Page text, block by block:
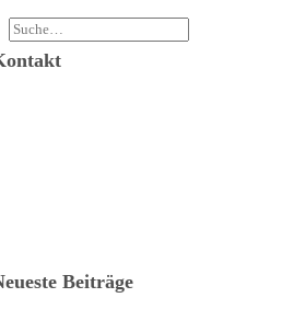
Beiträge